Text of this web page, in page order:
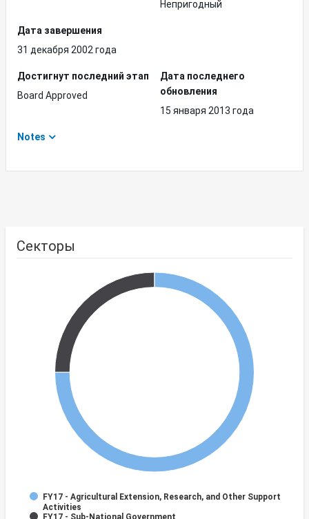
Непригодный
Дата завершения
31 декабря 2002 года
Достигнут последний этап
Board Approved
Дата последнего
обновления
15 января 2013 года
Notes
Секторы
FY17 - Agricultural Extension, Research, and Other Support
Activities